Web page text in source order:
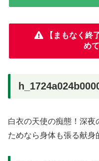
【まもなく終
め
白衣の天使の痴態！深
ためなら身体も張る献身